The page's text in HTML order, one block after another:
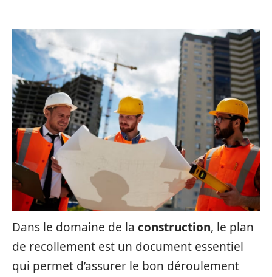
Dans le domaine de la construction, le plan
de recollement est un document essentiel
qui permet d’assurer le bon déroulement